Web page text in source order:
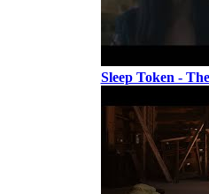
Sleep Token -